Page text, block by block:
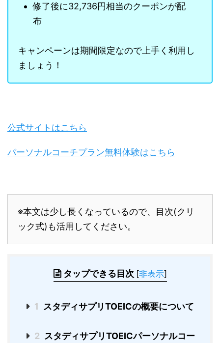
修了後に32,736円相当のクーポンが配
布
キャンペーンは期間限定なので上手く利用し
ましょう！
公式サイトはこちら
パーソナルコーチプラン無料体験はこちら
※本文は少し長くなっているので、目次(クリ
ック式)も活用してください。
タップできる目次 [非表示]
1 スタディサプリTOEICの概要について
2 スタディサプリTOEICパーソナルコー